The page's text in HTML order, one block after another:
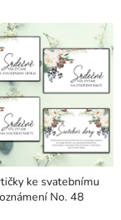
ke svatebnímu
oznámení No. 48